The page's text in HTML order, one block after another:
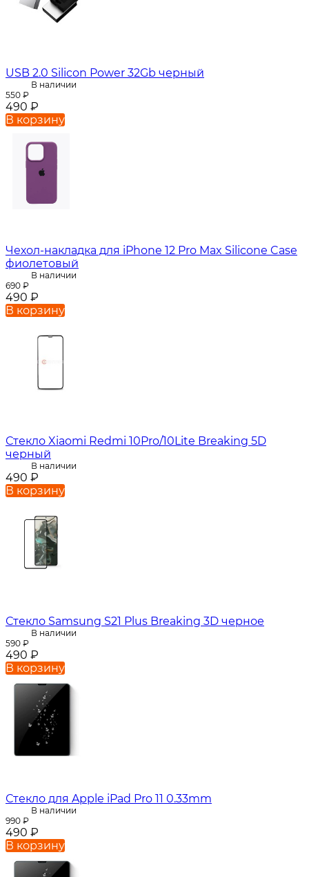
USB 2.0 Silicon Power 32Gb черный
В наличии
550 ₽
490 ₽
В корзину
Чехол-накладка для iPhone 12 Pro Max Silicone Case
фиолетовый
В наличии
690 ₽
490 ₽
В корзину
Стекло Xiaomi Redmi 10Pro/10Lite Breaking 5D
черный
В наличии
490 ₽
В корзину
Стекло Samsung S21 Plus Breaking 3D черное
В наличии
590 ₽
490 ₽
В корзину
Стекло для Apple iPad Pro 11 0.33mm
В наличии
990 ₽
490 ₽
В корзину